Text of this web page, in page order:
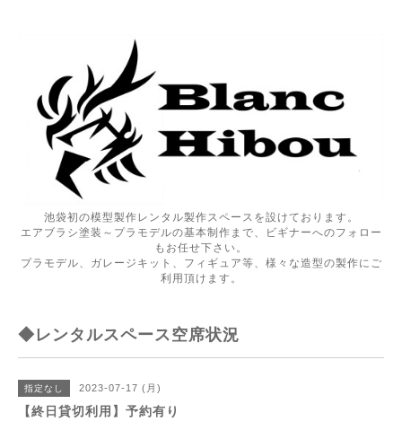
池袋初の模型製作レンタル製作スペースを設けております。
エアブラシ塗装～プラモデルの基本制作まで、ビギナーへのフォロー
もお任せ下さい。
プラモデル、ガレージキット、フィギュア等、様々な造型の製作にご
利用頂けます。
◆レンタルスペース空席状況
指定なし 2023-07-17 (月)
【終日貸切利用】予約有り